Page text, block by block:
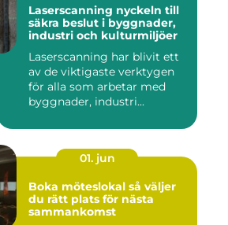
Laserscanning nyckeln till
säkra beslut i byggnader,
industri och kulturmiljöer
Laserscanning har blivit ett
av de viktigaste verktygen
för alla som arbetar med
byggnader, industri...
01. jun
Boka möteslokal så väljer
du rätt plats för nästa
sammankomst